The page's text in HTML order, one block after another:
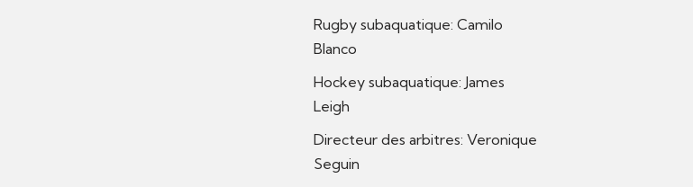
Rugby subaquatique: Camilo
Blanco
Hockey subaquatique: James
Leigh
Directeur des arbitres: Veronique
Seguin